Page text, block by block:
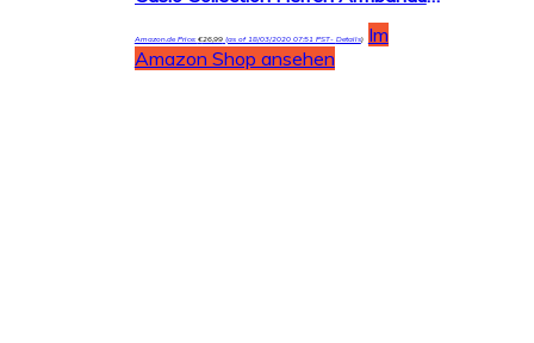
Amazon.de Price:€26,99(as of 18/03/2020 07:51 PST- Details)
Im
Amazon Shop ansehen